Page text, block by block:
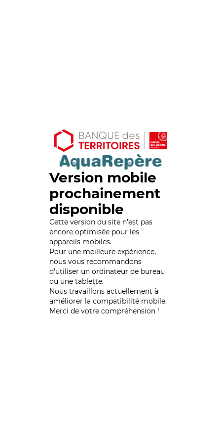
Version mobile
prochainement
disponible
Cette version du site n’est pas
encore optimisée pour les
appareils mobiles.
Pour une meilleure expérience,
nous vous recommandons
d'utiliser un ordinateur de bureau
ou une tablette.
Nous travaillons actuellement à
améliorer la compatibilité mobile.
Merci de votre compréhension !